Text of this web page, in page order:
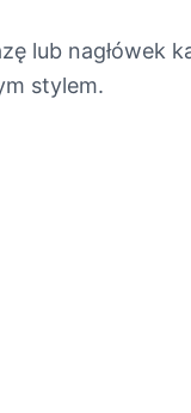
lub nagłówek
stylem.